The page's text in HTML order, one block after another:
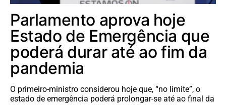
Parlamento aprova hoje
Estado de Emergência que
poderá durar até ao fim da
pandemia
O primeiro-ministro considerou hoje que, “no limite”, o
estado de emergência poderá prolongar-se até ao final da